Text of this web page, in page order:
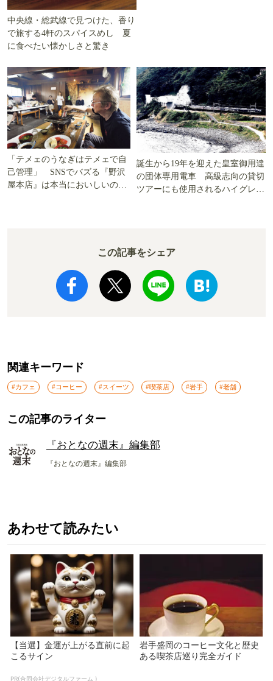
中央線・総武線で見つけた、香り
で旅する4軒のスパイスめし 夏
に食べたい懐かしさと驚き
「テメェのうなぎはテメェで自
己管理」 SNSでバズる『野沢
屋本店』は本当においしいの
誕生から19年を迎えた皇室御用達
の団体専用電車 高級志向の貸切
ツアーにも使用されるハイグレー
この記事をシェア
関連キーワード
#カフェ #コーヒー #スイーツ #喫茶店 #岩手 #老舗
この記事のライター
『おとなの週末』編集部
『おとなの週末』編集部
あわせて読みたい
【当選】金運が上がる直前に起
こるサイン
PR(合同会社デジタルファーム )
岩手盛岡のコーヒー文化と歴史
ある喫茶店巡り完全ガイド